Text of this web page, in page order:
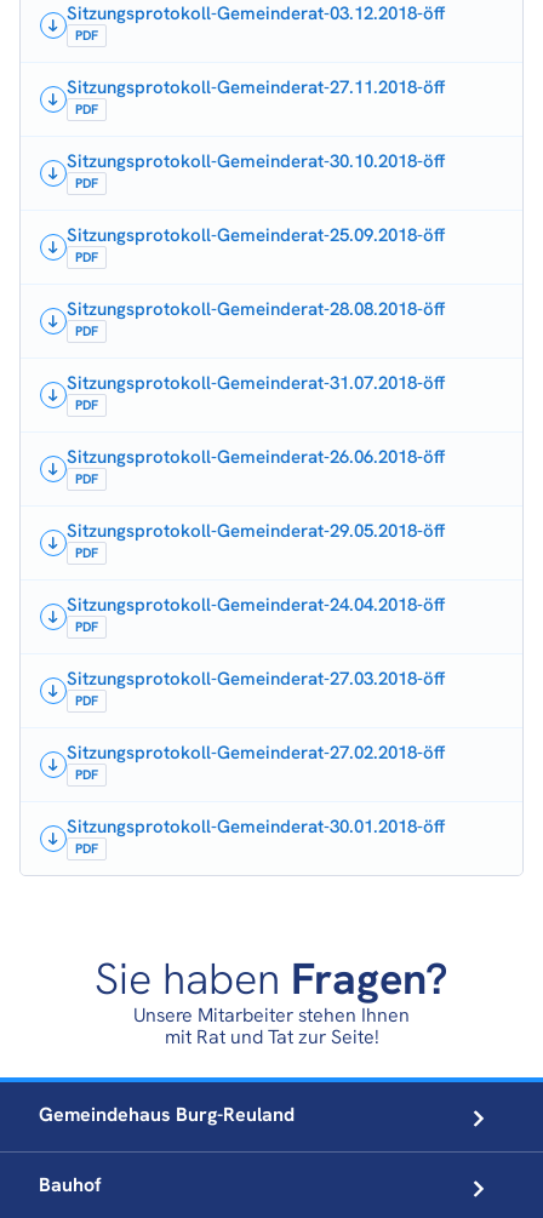
Sitzungsprotokoll-Gemeinderat-03.12.2018-öff
PDF
Sitzungsprotokoll-Gemeinderat-27.11.2018-öff
PDF
Sitzungsprotokoll-Gemeinderat-30.10.2018-öff
PDF
Sitzungsprotokoll-Gemeinderat-25.09.2018-öff
PDF
Sitzungsprotokoll-Gemeinderat-28.08.2018-öff
PDF
Sitzungsprotokoll-Gemeinderat-31.07.2018-öff
PDF
Sitzungsprotokoll-Gemeinderat-26.06.2018-öff
PDF
Sitzungsprotokoll-Gemeinderat-29.05.2018-öff
PDF
Sitzungsprotokoll-Gemeinderat-24.04.2018-öff
PDF
Sitzungsprotokoll-Gemeinderat-27.03.2018-öff
PDF
Sitzungsprotokoll-Gemeinderat-27.02.2018-öff
PDF
Sitzungsprotokoll-Gemeinderat-30.01.2018-öff
PDF
Sie haben Fragen?
Unsere Mitarbeiter stehen Ihnen
mit Rat und Tat zur Seite!
Gemeindehaus Burg-Reuland
Bauhof